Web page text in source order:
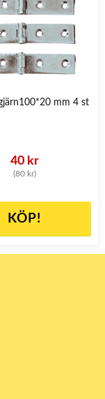
mm 4 st
40 kr
(80 kr)
KÖP!